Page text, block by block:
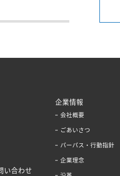
い合わせ
企業情報
会社概要
ごあいさつ
パーパス・行動指針
企業理念